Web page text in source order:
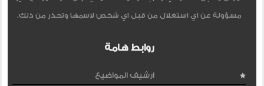
مسؤولة عن اي استغلال من قبل اي شخص لاسمها وتحذر من ذلك.
روابط هامة
ارشيف المواضيع